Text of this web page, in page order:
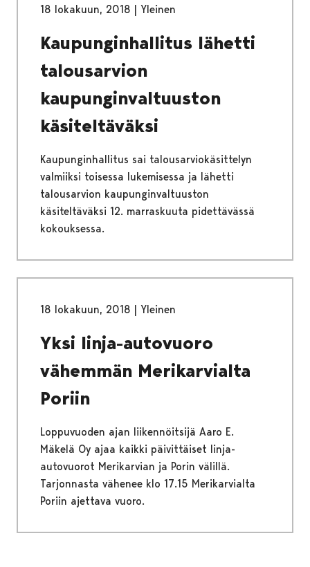
18 lokakuun, 2018 | Yleinen
Kaupunginhallitus lähetti
talousarvion
kaupunginvaltuuston
käsiteltäväksi
Kaupunginhallitus sai talousarviokäsittelyn
valmiiksi toisessa lukemisessa ja lähetti
talousarvion kaupunginvaltuuston
käsiteltäväksi 12. marraskuuta pidettävässä
kokouksessa.
18 lokakuun, 2018 | Yleinen
Yksi linja-autovuoro
vähemmän Merikarvialta
Poriin
Loppuvuoden ajan liikennöitsijä Aaro E.
Mäkelä Oy ajaa kaikki päivittäiset linja-
autovuorot Merikarvian ja Porin välillä.
Tarjonnasta vähenee klo 17.15 Merikarvialta
Poriin ajettava vuoro.